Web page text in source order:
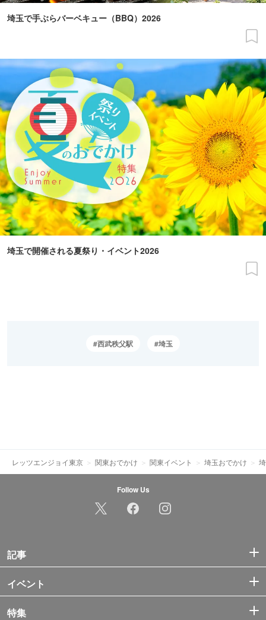
埼玉で手ぶらバーベキュー（BBQ）2026
埼玉で開催される夏祭り・イベント2026
西武秩父駅 埼玉
レッツエンジョイ東京 関東おでかけ 関東イベント 埼玉おでかけ
Follow Us
記事
イベント
特集